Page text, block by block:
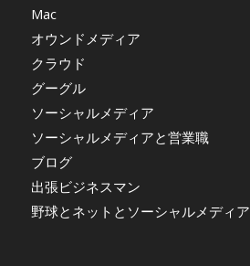
Mac
オウンドメディア
クラウド
グーグル
ソーシャルメディア
ソーシャルメディアと営業職
ブログ
出張ビジネスマン
野球とネットとソーシャルメディア